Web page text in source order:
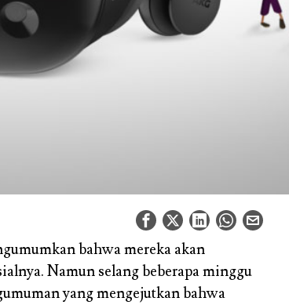
bahwa mereka akan
Namun selang beberapa minggu
yang mengejutkan bahwa